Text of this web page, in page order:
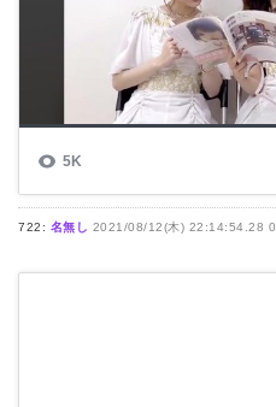
722: 名無し 2021/08/12(木) 22:14:54.28 0